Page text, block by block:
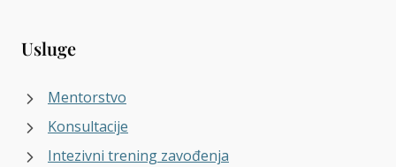
Usluge
Mentorstvo
Konsultacije
Intezivni trening zavođenja